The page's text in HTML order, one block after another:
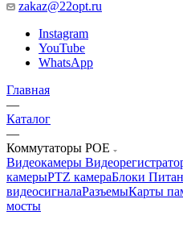
zakaz@22opt.ru
Instagram
YouTube
WhatsApp
Главная
—
Каталог
—
Коммутаторы POE
Видеокамеры
камерыPTZ камераБлоки
видеосигналаРазъемыКарты
мосты